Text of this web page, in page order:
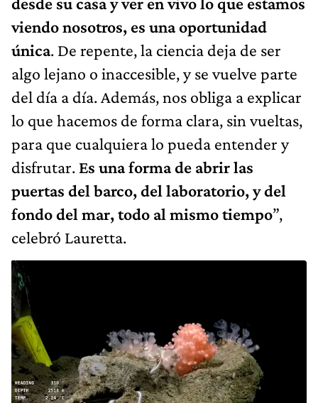
viendo nosotros, es una oportunidad
única. De repente, la ciencia deja de ser
algo lejano o inaccesible, y se vuelve parte
del día a día. Además, nos obliga a explicar
lo que hacemos de forma clara, sin vueltas,
para que cualquiera lo pueda entender y
disfrutar. Es una forma de abrir las
puertas del barco, del laboratorio, y del
fondo del mar, todo al mismo tiempo”,
celebró Lauretta.